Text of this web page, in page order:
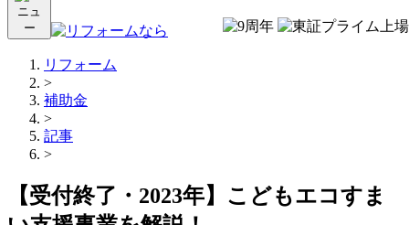
リフォーム
>
補助金
>
記事
>
【受付終了・2023年】こどもエコすま